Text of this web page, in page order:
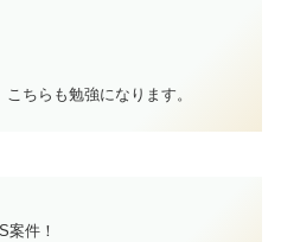
ちらも勉強になります。
案件！